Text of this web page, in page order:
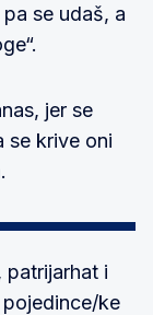
se udaš, a
jer se
se krive oni
patrijarhat i
ke